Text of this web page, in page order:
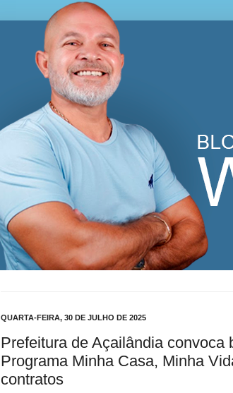
Blog Wilton
QUARTA-FEIRA, 30 DE JULHO DE 2025
Prefeitura de Açailândia convoca
Programa Minha Casa, Minha
contratos